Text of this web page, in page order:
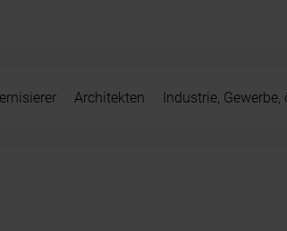
Architekten Industrie,